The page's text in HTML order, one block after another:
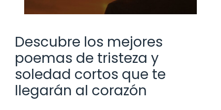
Descubre los mejores
poemas de tristeza y
soledad cortos que te
llegarán al corazón